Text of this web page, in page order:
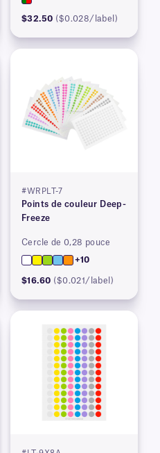
$32.50 ($0.028/label)
#WRPLT-7
Points de couleur Deep-
Freeze
Cercle de 0,28 pouce
+10
$16.60 ($0.021/label)